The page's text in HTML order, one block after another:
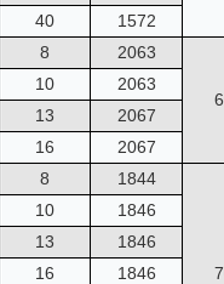
40 1572
8 2063
10 2063
13 2067
16 2067
8 1844
10 1846
13 1846
16 1846